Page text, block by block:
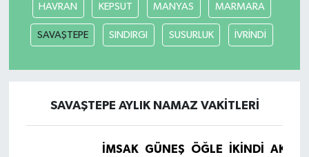
HAVRAN KEPSUT MANYAS MARMARA
SAVAŞTEPE SINDIRGI SUSURLUK İVRİNDİ
SAVAŞTEPE AYLIK NAMAZ VAKITLERI
İMSAK GÜNEŞ ÖĞLE İKINDI